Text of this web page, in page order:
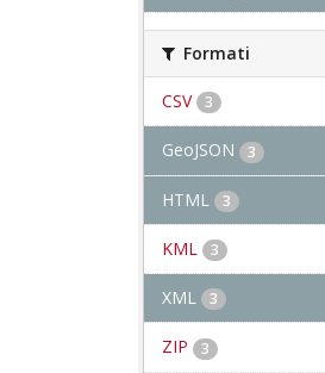
Formati
CSV 3
GeoJSON 3
HTML 3
KML 3
XML 3
ZIP 3